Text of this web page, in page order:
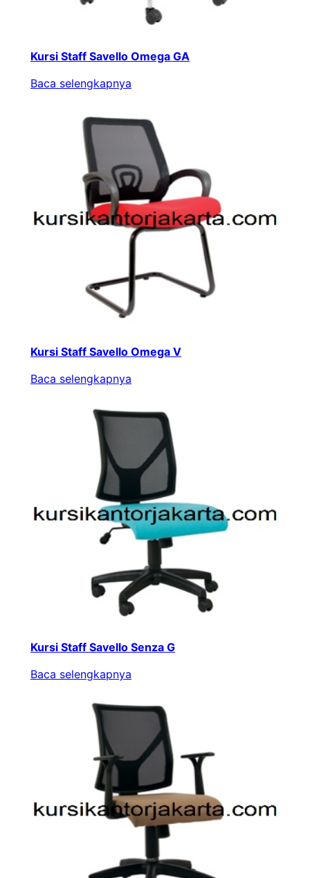
Kursi Staff Savello Omega GA
Baca selengkapnya
Kursi Staff Savello Omega V
Baca selengkapnya
Kursi Staff Savello Senza G
Baca selengkapnya